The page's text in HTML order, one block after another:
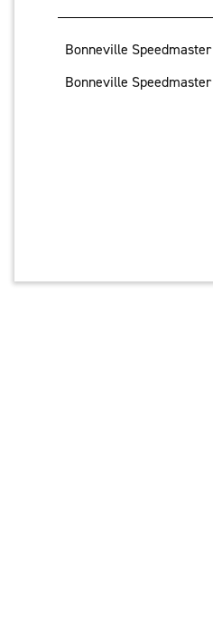
Bonneville Speedmaster
Bonneville Speedmaster